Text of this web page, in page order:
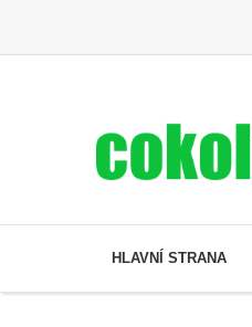
HLAVNÍ STRANA